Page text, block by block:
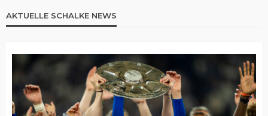
AKTUELLE SCHALKE NEWS